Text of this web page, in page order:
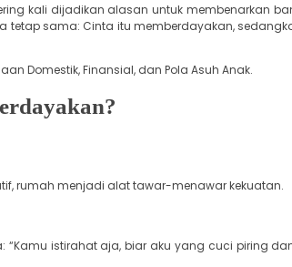
kali dijadikan alasan untuk membenarkan
tetap sama: Cinta itu memberdayakan,
Domestik, Finansial, dan Pola Asuh Anak.
rumah menjadi alat tawar-menawar kekuatan.
istirahat aja, biar aku yang cuci piring